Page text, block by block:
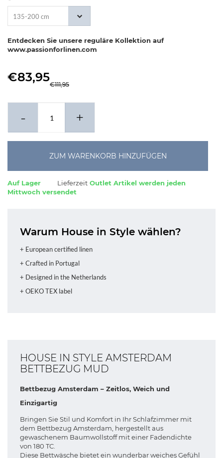
135-200 cm
Entdecken Sie unsere reguläre Kollektion auf
www.passionforlinen.com
€83,95
€111,95
- +
ZUM WARENKORB HINZUFÜGEN
Auf Lager Lieferzeit Outlet Artikel werden jeden
Mittwoch versendet
Warum House in Style wählen?
+ European certified linen
+ Crafted in Portugal
+ Designed in the Netherlands
+ OEKO TEX label
HOUSE IN STYLE AMSTERDAM
BETTBEZUG MUD
Bettbezug Amsterdam – Zeitlos, Weich und
Einzigartig
Bringen Sie Stil und Komfort in Ihr Schlafzimmer mit
dem Bettbezug Amsterdam, hergestellt aus
gewaschenem Baumwollstoff mit einer Fadendichte
von 180 TC.
Diese Bettwäsche bietet ein wunderbar weiches Gefühl